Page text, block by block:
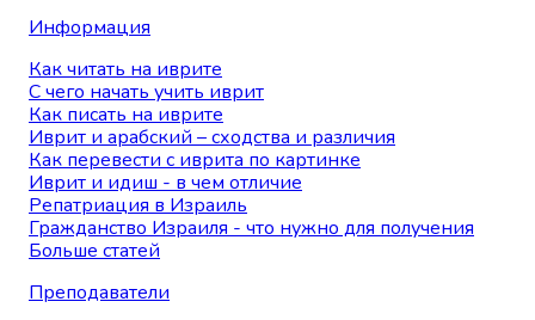
Информация
Как читать на иврите
С чего начать учить иврит
Как писать на иврите
Иврит и арабский – сходства и различия
Как перевести с иврита по картинке
Иврит и идиш - в чем отличие
Репатриация в Израиль
Гражданство Израиля - что нужно для получения
Больше статей
Преподаватели